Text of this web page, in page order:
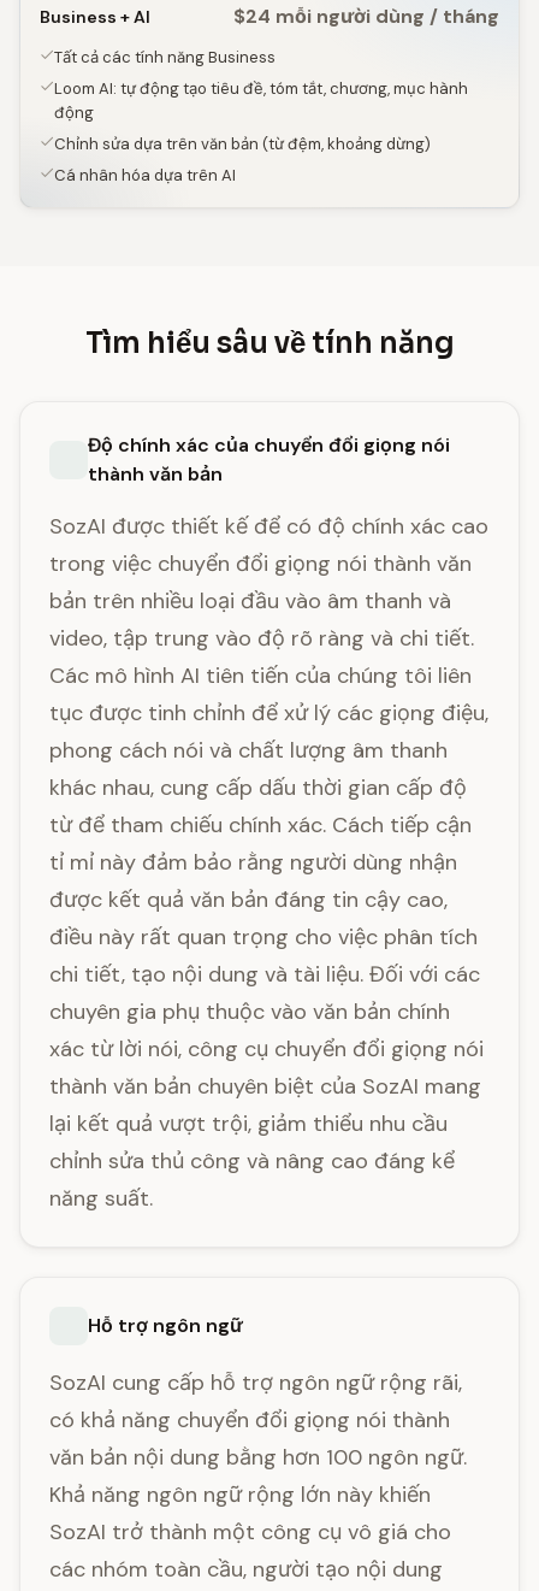
Business + AI $24 mỗi người dùng / tháng
Tất cả các tính năng Business
Loom AI: tự động tạo tiêu đề, tóm tắt, chương, mục hành
động
Chỉnh sửa dựa trên văn bản (từ đệm, khoảng dừng)
Cá nhân hóa dựa trên AI
Tìm hiểu sâu về tính năng
Độ chính xác của chuyển đổi giọng nói
thành văn bản
SozAI được thiết kế để có độ chính xác cao
trong việc chuyển đổi giọng nói thành văn
bản trên nhiều loại đầu vào âm thanh và
video, tập trung vào độ rõ ràng và chi tiết.
Các mô hình AI tiên tiến của chúng tôi liên
tục được tinh chỉnh để xử lý các giọng điệu,
phong cách nói và chất lượng âm thanh
khác nhau, cung cấp dấu thời gian cấp độ
từ để tham chiếu chính xác. Cách tiếp cận
tỉ mỉ này đảm bảo rằng người dùng nhận
được kết quả văn bản đáng tin cậy cao,
điều này rất quan trọng cho việc phân tích
chi tiết, tạo nội dung và tài liệu. Đối với các
chuyên gia phụ thuộc vào văn bản chính
xác từ lời nói, công cụ chuyển đổi giọng nói
thành văn bản chuyên biệt của SozAI mang
lại kết quả vượt trội, giảm thiểu nhu cầu
chỉnh sửa thủ công và nâng cao đáng kể
năng suất.
Hỗ trợ ngôn ngữ
SozAI cung cấp hỗ trợ ngôn ngữ rộng rãi,
có khả năng chuyển đổi giọng nói thành
văn bản nội dung bằng hơn 100 ngôn ngữ.
Khả năng ngôn ngữ rộng lớn này khiến
SozAI trở thành một công cụ vô giá cho
các nhóm toàn cầu, người tạo nội dung